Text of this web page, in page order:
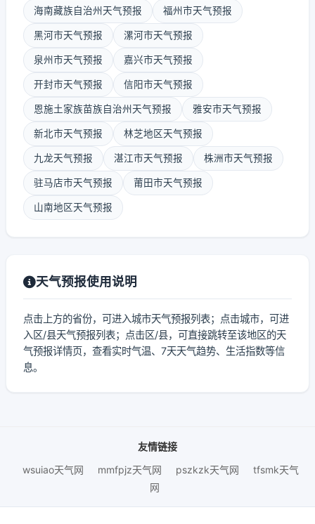
海南藏族自治州天气预报 福州市天气预报
黑河市天气预报 漯河市天气预报
泉州市天气预报 嘉兴市天气预报
开封市天气预报 信阳市天气预报
恩施土家族苗族自治州天气预报 雅安市天气预报
新北市天气预报 林芝地区天气预报
九龙天气预报 湛江市天气预报 株洲市天气预报
驻马店市天气预报 莆田市天气预报
山南地区天气预报
天气预报使用说明
点击上方的省份，可进入城市天气预报列表；点击城市，可进
入区/县天气预报列表；点击区/县，可直接跳转至该地区的天
气预报详情页，查看实时气温、7天天气趋势、生活指数等信
息。
友情链接
wsuiao天气网
mmfpjz天气网 pszkzk天气网
tfsmk天气
网